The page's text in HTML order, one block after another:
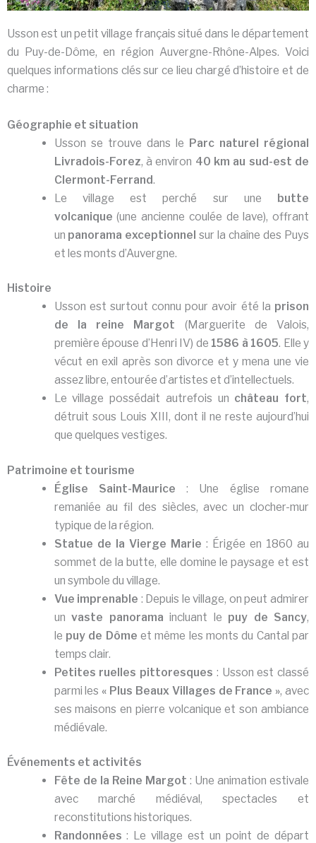
Usson est un petit village français situé dans le département
du Puy-de-Dôme, en région Auvergne-Rhône-Alpes. Voici
quelques informations clés sur ce lieu chargé d’histoire et de
charme :
Géographie et situation
Usson se trouve dans le Parc naturel régional
Livradois-Forez, à environ 40 km au sud-est de
Clermont-Ferrand.
Le village est perché sur une butte
volcanique (une ancienne coulée de lave), offrant
un panorama exceptionnel sur la chaîne des Puys
et les monts d’Auvergne.
Histoire
Usson est surtout connu pour avoir été la prison
de la reine Margot (Marguerite de Valois,
première épouse d’Henri IV) de 1586 à 1605. Elle y
vécut en exil après son divorce et y mena une vie
assez libre, entourée d’artistes et d’intellectuels.
Le village possédait autrefois un château fort,
détruit sous Louis XIII, dont il ne reste aujourd’hui
que quelques vestiges.
Patrimoine et tourisme
Église Saint-Maurice : Une église romane
remaniée au fil des siècles, avec un clocher-mur
typique de la région.
Statue de la Vierge Marie : Érigée en 1860 au
sommet de la butte, elle domine le paysage et est
un symbole du village.
Vue imprenable : Depuis le village, on peut admirer
un vaste panorama incluant le puy de Sancy,
le puy de Dôme et même les monts du Cantal par
temps clair.
Petites ruelles pittoresques : Usson est classé
parmi les « Plus Beaux Villages de France », avec
ses maisons en pierre volcanique et son ambiance
médiévale.
Événements et activités
Fête de la Reine Margot : Une animation estivale
avec marché médiéval, spectacles et
reconstitutions historiques.
Randonnées : Le village est un point de départ